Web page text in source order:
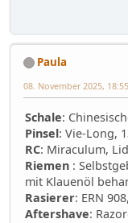
Paula
08. November 2025,
Schale:
Pinsel: Vie-Long,
RC: Miraculum,
Riemen :
mit Klauenöl
Rasierer: ERN
Aftershave: